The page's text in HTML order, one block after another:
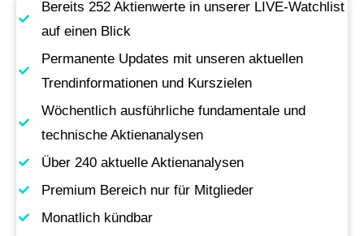
Bereits 252 Aktienwerte in unserer LIVE-Watchlist
auf einen Blick
Permanente Updates mit unseren aktuellen
Trendinformationen und Kurszielen
Wöchentlich ausführliche fundamentale und
technische Aktienanalysen
Über 240 aktuelle Aktienanalysen
Premium Bereich nur für Mitglieder
Monatlich kündbar